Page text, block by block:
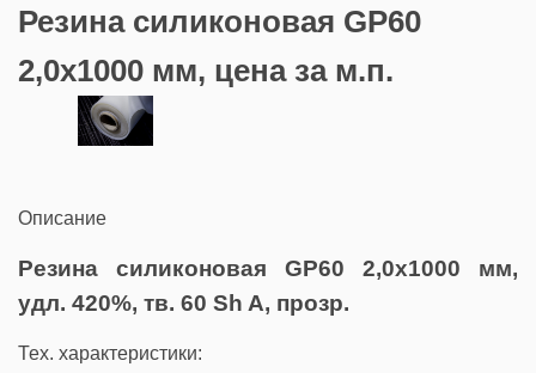
Резина силиконовая GP60
2,0х1000 мм, цена за м.п.
Описание
Резина силиконовая GP60 2,0х1000 мм,
удл. 420%, тв. 60 Sh A, прозр.
Тех. характеристики: